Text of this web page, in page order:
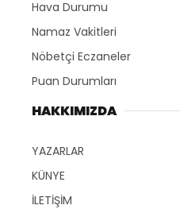
Hava Durumu
Namaz Vakitleri
Nöbetçi Eczaneler
Puan Durumları
HAKKIMIZDA
YAZARLAR
KÜNYE
İLETİŞİM